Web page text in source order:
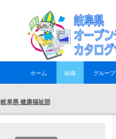
ホーム 組織 グループ
岐阜県 健康福祉部